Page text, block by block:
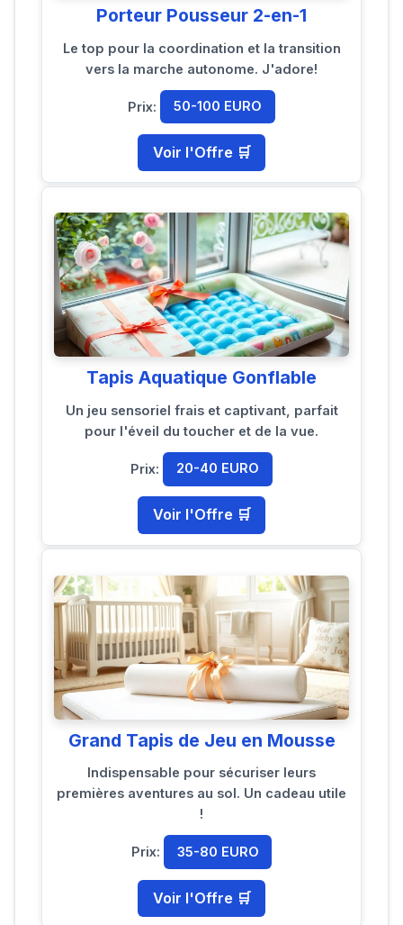
Porteur Pousseur 2-en-1
Le top pour la coordination et la transition
vers la marche autonome. J'adore!
Prix: 50-100 EURO
Voir l'Offre 🛒
Tapis Aquatique Gonflable
Un jeu sensoriel frais et captivant, parfait
pour l'éveil du toucher et de la vue.
Prix: 20-40 EURO
Voir l'Offre 🛒
Grand Tapis de Jeu en Mousse
Indispensable pour sécuriser leurs
premières aventures au sol. Un cadeau utile
!
Prix: 35-80 EURO
Voir l'Offre 🛒